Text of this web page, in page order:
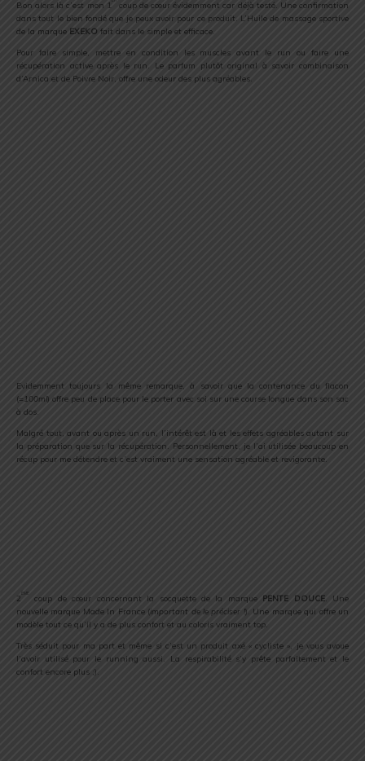
Bon alors là c’est mon 1
coup de cœur évidemment car déjà testé. Une confirmation
dans tout le bien fondé que je peux avoir pour ce produit. L’Huile de massage sportive
de la marque EXEKO fait dans le simple et efficace.
Pour faire simple, mettre en condition les muscles avant le run ou faire une
récupération active après le run. Le parfum plutôt original à savoir combinaison
d’Arnica et de Poivre Noir, offre une odeur des plus agréables.
Evidemment toujours la même remarque, à savoir que la contenance du flacon
(=100ml) offre peu de place pour le porter avec soi sur une course longue dans son sac
à dos.
Malgré tout, avant ou après un run, l’intérêt est là et les effets agréables autant sur
la préparation que sur la récupération. Personnellement, je l’ai utilisée beaucoup en
récup pour me détendre et c’est vraiment une sensation agréable et revigorante.
2
ème
coup de cœur concernant la socquette de la marque PENTE DOUCE. Une
nouvelle marque Made In France (important de le préciser !). Une marque qui offre un
modèle tout ce qu’il y a de plus confort et au coloris vraiment top.
Très séduit pour ma part et même si c’est un produit axé « cycliste », je vous avoue
l’avoir utilisé pour le running aussi. La respirabilité s’y prête parfaitement et le
confort encore plus ;).